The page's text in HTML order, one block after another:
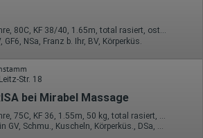
des Besuchs
32 Jahre, 80C, KF 38/40, 1.65m, total rasiert, osteuropäisch
GF6, NSa, Franz b. Ihr, BV, Körperküs.
Str. 18
bei Mirabel Massage
ZK, kein GV, Schmu., Kuscheln, Körperküs., DSa, DSp, RS